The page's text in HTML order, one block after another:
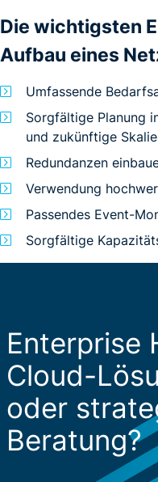
Die wichtigsten
Aufbau eines
Umfassende
Sorgfältige Planung
und zukünftige
Redundanzen
Verwendung
Passendes Event-
Sorgfältige
Enterprise
Cloud-
oder
Beratung?